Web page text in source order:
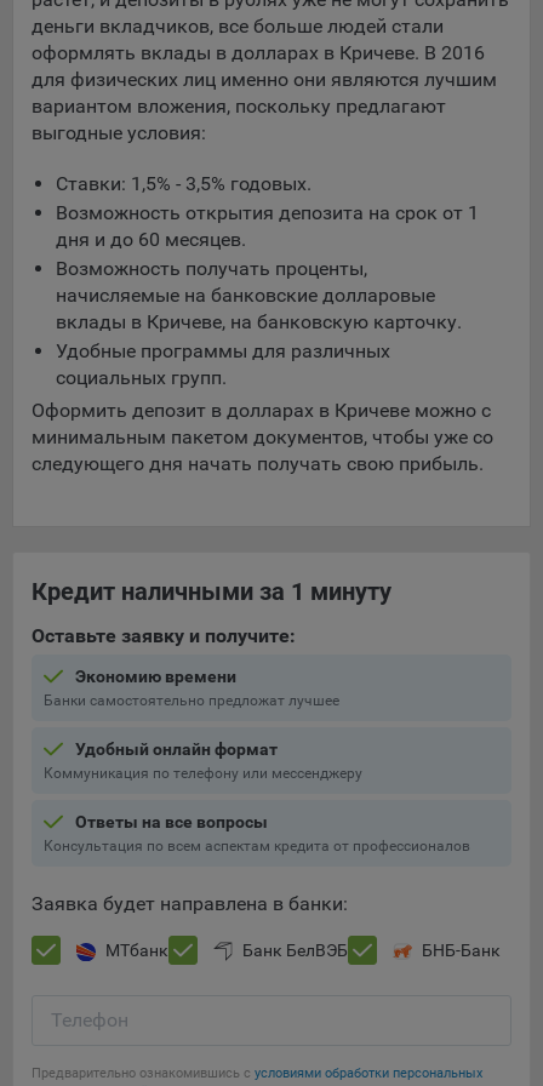
составить представление о тенденциях использования
сайта в целом. Общество использует информацию для
анализа трафика на сайтах.
9.5. Файлы cookie, применяемые для определения целевой
аудитории и в рекламных целях, например Яндекс.Метрика,
Технические/Функциональные, хранятся не более года;
Необходимые для функционирования веб-аналитических
платформ «Google Analytics», «Яндекс.Метрика»
(статистические), установлены на сервере Общества и не
передаются третьим лицам, часть из которых хранятся во
время пользования сайтом;
Остальные - не более года.
Отключение аналитических файлов cookie не позволяет
определять предпочтения пользователей сайта, в том числе
При этом, некоторые браузеры позволяют посещать
интернет-сайты в режиме «Инкогнито», чтобы ограничить
хранимый на компьютере объем информации и
того, субъект персональных данных может удалить ранее
сохраненные файлов cookie выбрав соответствующую
Подробнее о параметрах управления можно ознакомиться,
соответствующие страницы сайтов основных браузеров:
Chrome
Safari
Microsoft Edge
Сохранить по умолчанию
деньги вкладчиков, все больше людей стали
оформлять вклады в долларах в Кричеве. В 2016
для физических лиц именно они являются лучшим
вариантом вложения, поскольку предлагают
выгодные условия:
Ставки: 1,5% - 3,5% годовых.
Возможность открытия депозита на срок от 1
дня и до 60 месяцев.
Возможность получать проценты,
начисляемые на банковские долларовые
вклады в Кричеве, на банковскую карточку.
Удобные программы для различных
социальных групп.
Оформить депозит в долларах в Кричеве можно с
минимальным пакетом документов, чтобы уже со
следующего дня начать получать свою прибыль.
Кредит наличными за 1 минуту
Оставьте заявку и получите:
Экономию времени
Банки самостоятельно предложат лучшее
Удобный онлайн формат
Коммуникация по телефону или мессенджеру
Ответы на все вопросы
Консультация по всем аспектам кредита от профессионалов
Заявка будет направлена в банки:
МТбанк Банк БелВЭБ БНБ-Банк
Телефон
Предварительно ознакомившись с условиями обработки персональных